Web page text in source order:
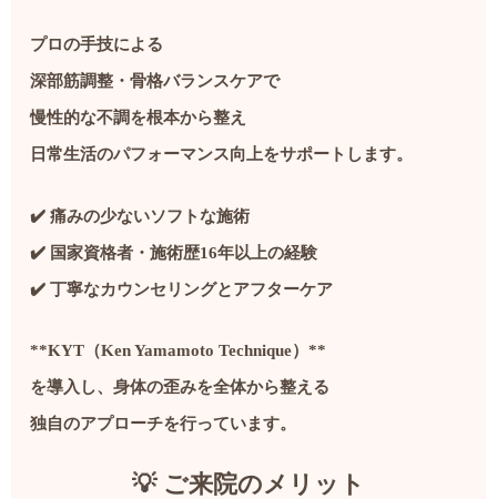
プロの手技による
深部筋調整・骨格バランスケアで
慢性的な不調を根本から整え
日常生活のパフォーマンス向上をサポートします。
✔️ 痛みの少ないソフトな施術
✔️ 国家資格者・施術歴16年以上の経験
✔️ 丁寧なカウンセリングとアフターケア
**KYT（Ken Yamamoto Technique）**
を導入し、身体の歪みを全体から整える
独自のアプローチを行っています。
💡 ご来院のメリット